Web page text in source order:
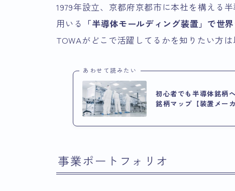
1979年設立、京都府京都市に本社を構える
用いる 「半導体モールディング装置」で世
TOWAがどこで活躍してるかを知りたい方は
あわせて読みたい
初心者でも半導体銘柄
銘柄マップ【装置メーカ
事業ポートフォリオ